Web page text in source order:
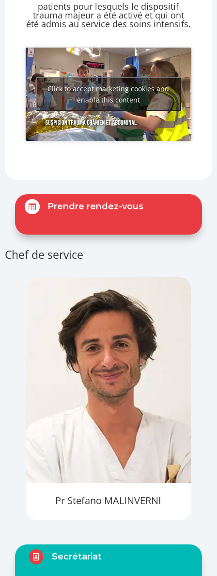
patients pour lesquels le dispositif
trauma majeur a été activé et qui ont
été admis au service des soins intensifs.
Click to accept marketing cookies and
enable this content
 Prendre rendez-vous
Chef de service
Pr Stefano MALINVERNI
 Secrétariat